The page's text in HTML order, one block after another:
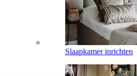
Slaapkamer inrichten